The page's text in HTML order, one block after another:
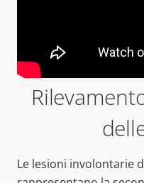
Le lesioni involontarie